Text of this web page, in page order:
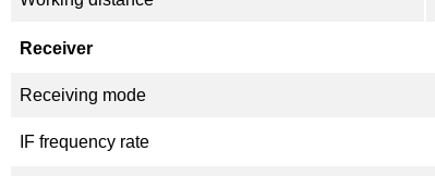
Receiver
Receiving mode
IF frequency rate